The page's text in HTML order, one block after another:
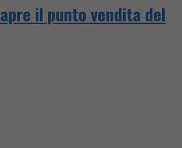
il punto vendita del